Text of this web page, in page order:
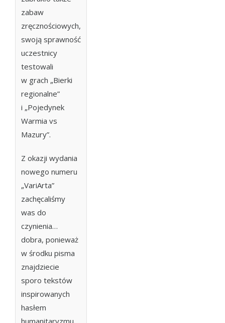
zabaw
zręcznościowych,
swoją sprawność
uczestnicy
testowali
w grach „Bierki
regionalne”
i „Pojedynek
Warmia vs
Mazury”.
Z okazji wydania
nowego numeru
„VariArta”
zachęcaliśmy
was do
czynienia…
dobra, ponieważ
w środku pisma
znajdziecie
sporo tekstów
inspirowanych
hasłem
humanitaryzmu.